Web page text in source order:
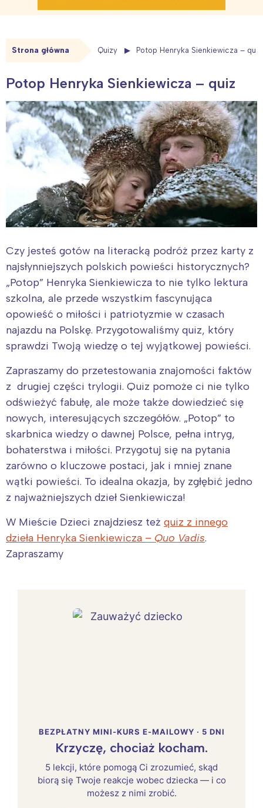
Strona główna Quizy Potop Henryka Sienkiewicza – quiz
Potop Henryka Sienkiewicza – quiz
Czy jesteś gotów na literacką podróż przez karty z
najsłynniejszych polskich powieści historycznych?
„Potop” Henryka Sienkiewicza to nie tylko lektura
szkolna, ale przede wszystkim fascynująca
opowieść o miłości i patriotyzmie w czasach
najazdu na Polskę. Przygotowaliśmy quiz, który
sprawdzi Twoją wiedzę o tej wyjątkowej powieści.
Zapraszamy do przetestowania znajomości faktów
z drugiej części trylogii. Quiz pomoże ci nie tylko
odświeżyć fabułę, ale może także dowiedzieć się
nowych, interesujących szczegółów. „Potop” to
skarbnica wiedzy o dawnej Polsce, pełna intryg,
bohaterstwa i miłości. Przygotuj się na pytania
zarówno o kluczowe postaci, jak i mniej znane
wątki powieści. To idealna okazja, by zgłębić jedno
z najważniejszych dzieł Sienkiewicza!
W Mieście Dzieci znajdziesz też quiz z innego
dzieła Henryka Sienkiewicza – Quo Vadis.
Zapraszamy
BEZPŁATNY MINI-KURS E-MAILOWY · 5 DNI
Krzyczę, chociaż kocham.
5 lekcji, które pomogą Ci zrozumieć, skąd
biorą się Twoje reakcje wobec dziecka — i co
możesz z nimi zrobić.